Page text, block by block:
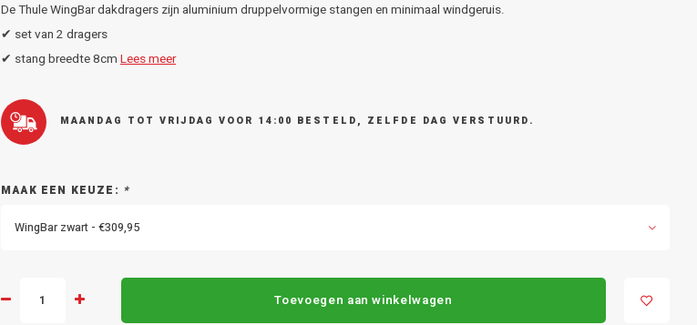
De Thule WingBar dakdragers zijn aluminium druppelvormige stangen en minimaal windgeruis.
✔ set van 2 dragers
✔ stang breedte 8cm Lees meer
MAANDAG TOT VRIJDAG VOOR 14:00 BESTELD, ZELFDE DAG VERSTUURD.
MAAK EEN KEUZE: *
WingBar zwart - €309,95
Toevoegen aan winkelwagen